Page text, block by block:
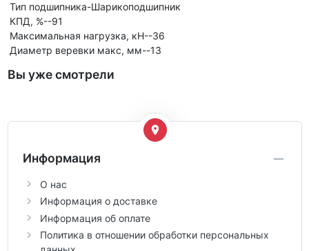
Тип подшипника-Шарикоподшипник
КПД, %--91
Максимальная нагрузка, кН--36
Диаметр веревки макс, мм--13
Вы уже смотрели
Информация
О нас
Информация о доставке
Информация об оплате
Политика в отношении обработки персональных